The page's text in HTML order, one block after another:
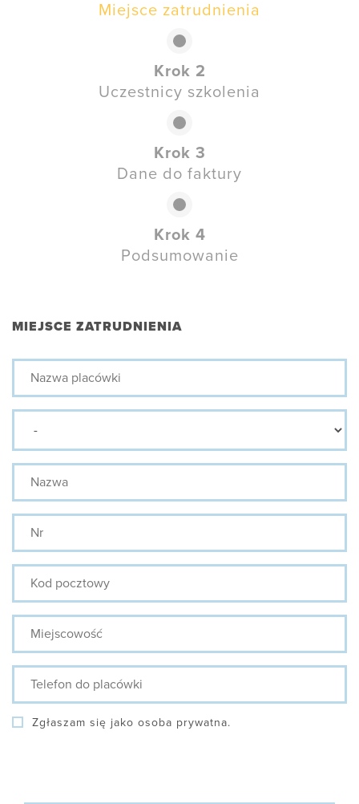
Miejsce zatrudnienia
Krok 2
Uczestnicy szkolenia
Krok 3
Dane do faktury
Krok 4
Podsumowanie
MIEJSCE ZATRUDNIENIA
Nazwa
placówki
Prefix
Nazwa
Nr
Kod
pocztowy
Miejscowość
Telefon
placówki
Zgłaszam się jako osoba prywatna.